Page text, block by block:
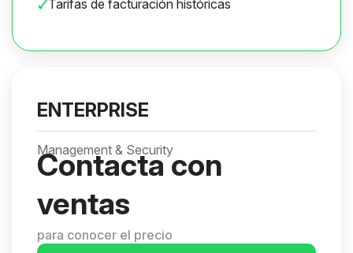
Tarifas de facturación históricas
ENTERPRISE
Management & Security
Contacta con
ventas
para conocer el precio